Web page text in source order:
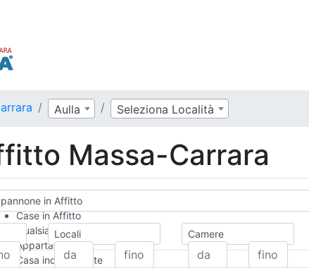
Aulla Seleziona Località
Massa-Carrara
in Affitto
Case in Affitto
Qualsiasi
Appartamento
Casa indipendente
Locali Camere